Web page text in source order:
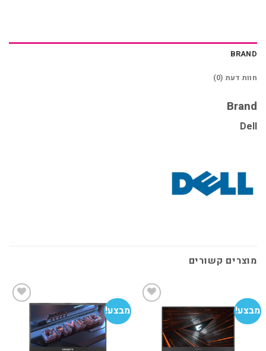
BRAND
חוות דעת (0)
Brand
Dell
מוצרים קשורים
מבצע!
למועדפים
מבצע!
למועדפים